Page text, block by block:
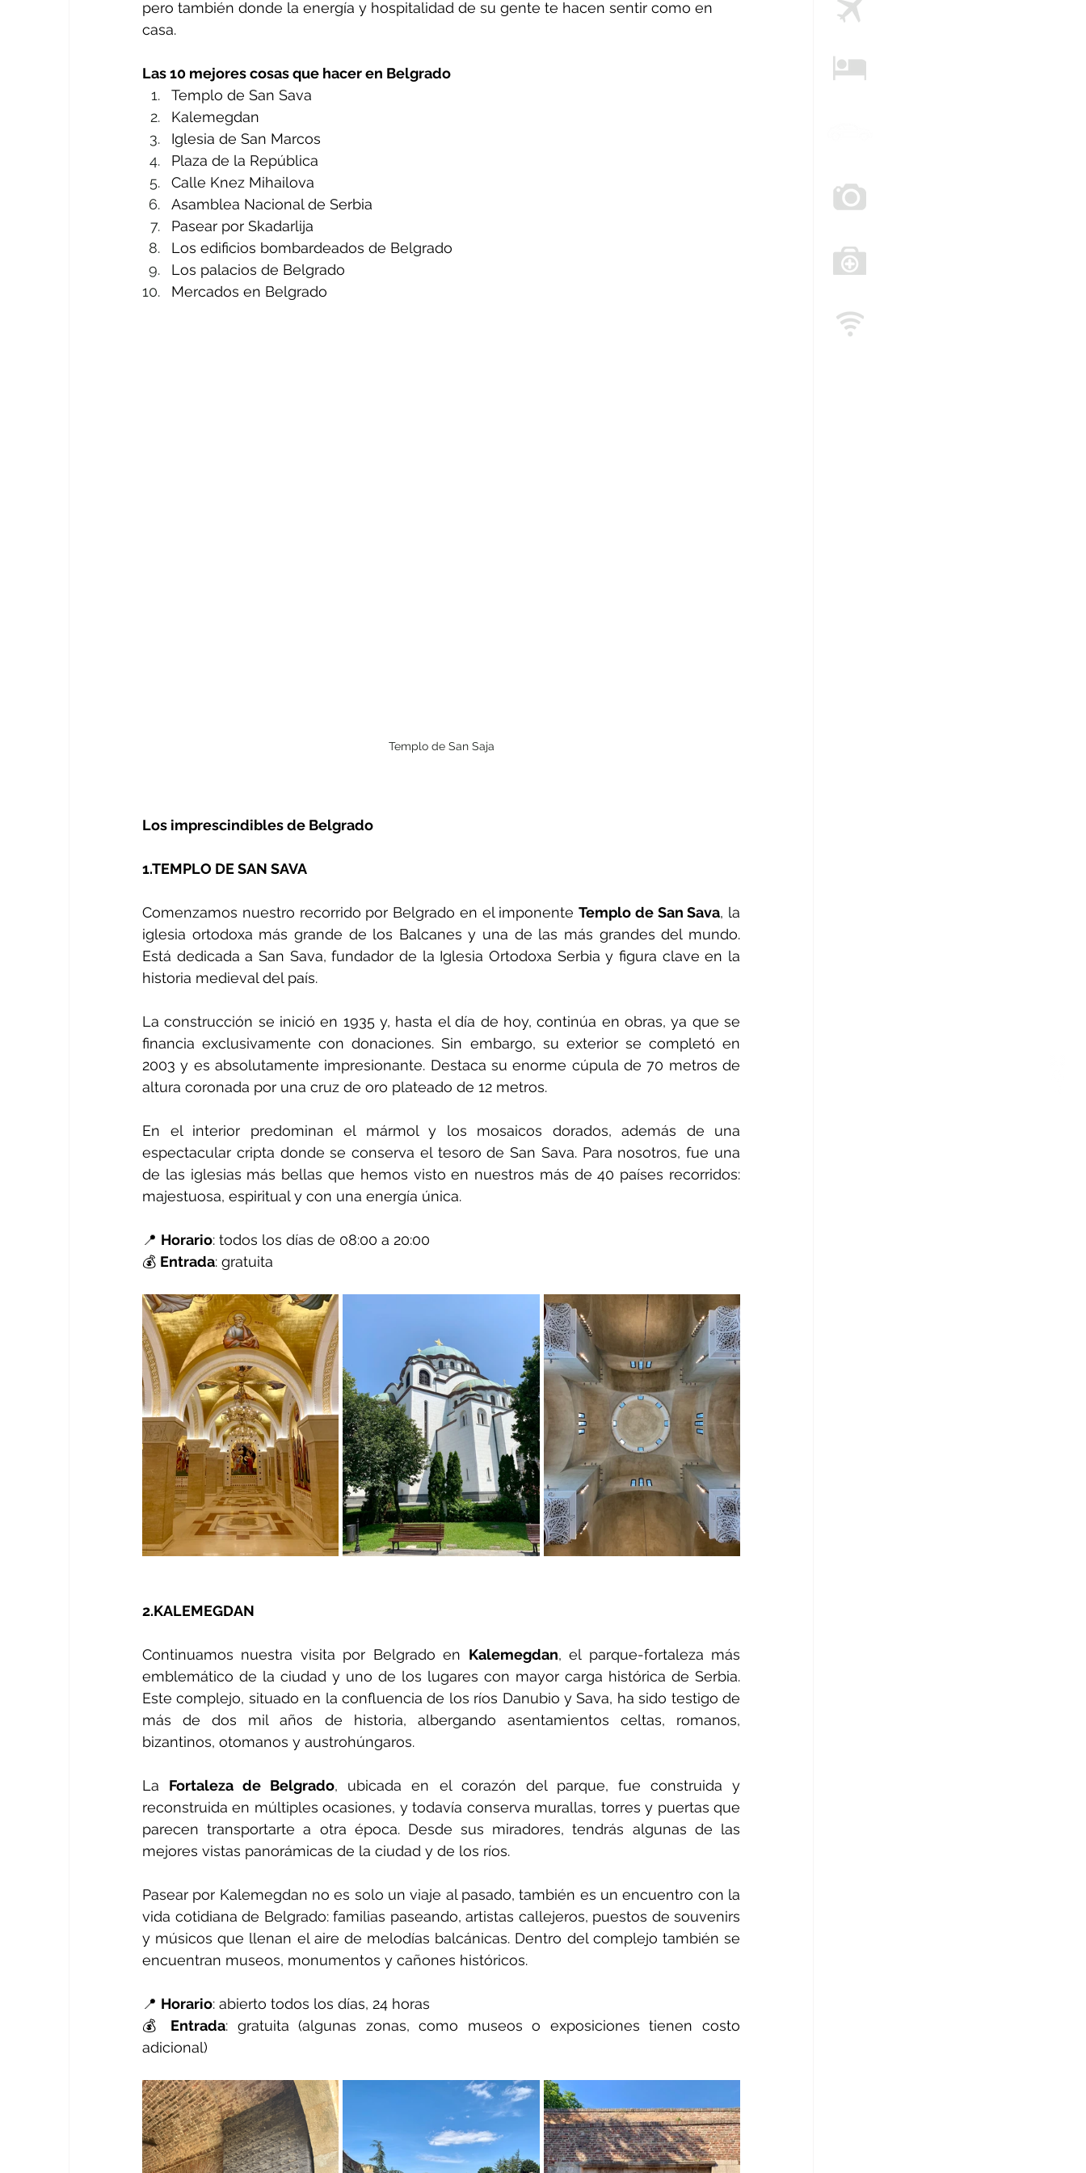
pero también donde la energía y hospitalidad de su gente te hacen sentir como en
casa.
Las 10 mejores cosas que hacer en Belgrado
Templo de San Sava
Kalemegdan
Iglesia de San Marcos
Plaza de la República
Calle Knez Mihailova
Asamblea Nacional de Serbia
Pasear por Skadarlija
Los edificios bombardeados de Belgrado
Los palacios de Belgrado
Mercados en Belgrado
Templo de San Saja
Los imprescindibles de Belgrado
1.TEMPLO DE SAN SAVA
Comenzamos nuestro recorrido por Belgrado en el imponente Templo de San Sava, la
iglesia ortodoxa más grande de los Balcanes y una de las más grandes del mundo.
Está dedicada a San Sava, fundador de la Iglesia Ortodoxa Serbia y figura clave en la
historia medieval del país.
La construcción se inició en 1935 y, hasta el día de hoy, continúa en obras, ya que se
financia exclusivamente con donaciones. Sin embargo, su exterior se completó en
2003 y es absolutamente impresionante. Destaca su enorme cúpula de 70 metros de
altura coronada por una cruz de oro plateado de 12 metros.
En el interior predominan el mármol y los mosaicos dorados, además de una
espectacular cripta donde se conserva el tesoro de San Sava. Para nosotros, fue una
de las iglesias más bellas que hemos visto en nuestros más de 40 países recorridos:
majestuosa, espiritual y con una energía única.
📍 Horario: todos los días de 08:00 a 20:00
💰 Entrada: gratuita
2.KALEMEGDAN
Continuamos nuestra visita por Belgrado en Kalemegdan, el parque-fortaleza más
emblemático de la ciudad y uno de los lugares con mayor carga histórica de Serbia.
Este complejo, situado en la confluencia de los ríos Danubio y Sava, ha sido testigo de
más de dos mil años de historia, albergando asentamientos celtas, romanos,
bizantinos, otomanos y austrohúngaros.
La Fortaleza de Belgrado, ubicada en el corazón del parque, fue construida y
reconstruida en múltiples ocasiones, y todavía conserva murallas, torres y puertas que
parecen transportarte a otra época. Desde sus miradores, tendrás algunas de las
mejores vistas panorámicas de la ciudad y de los ríos.
Pasear por Kalemegdan no es solo un viaje al pasado, también es un encuentro con la
vida cotidiana de Belgrado: familias paseando, artistas callejeros, puestos de souvenirs
y músicos que llenan el aire de melodías balcánicas. Dentro del complejo también se
encuentran museos, monumentos y cañones históricos.
📍 Horario: abierto todos los días, 24 horas
💰 Entrada: gratuita (algunas zonas, como museos o exposiciones tienen costo
adicional)